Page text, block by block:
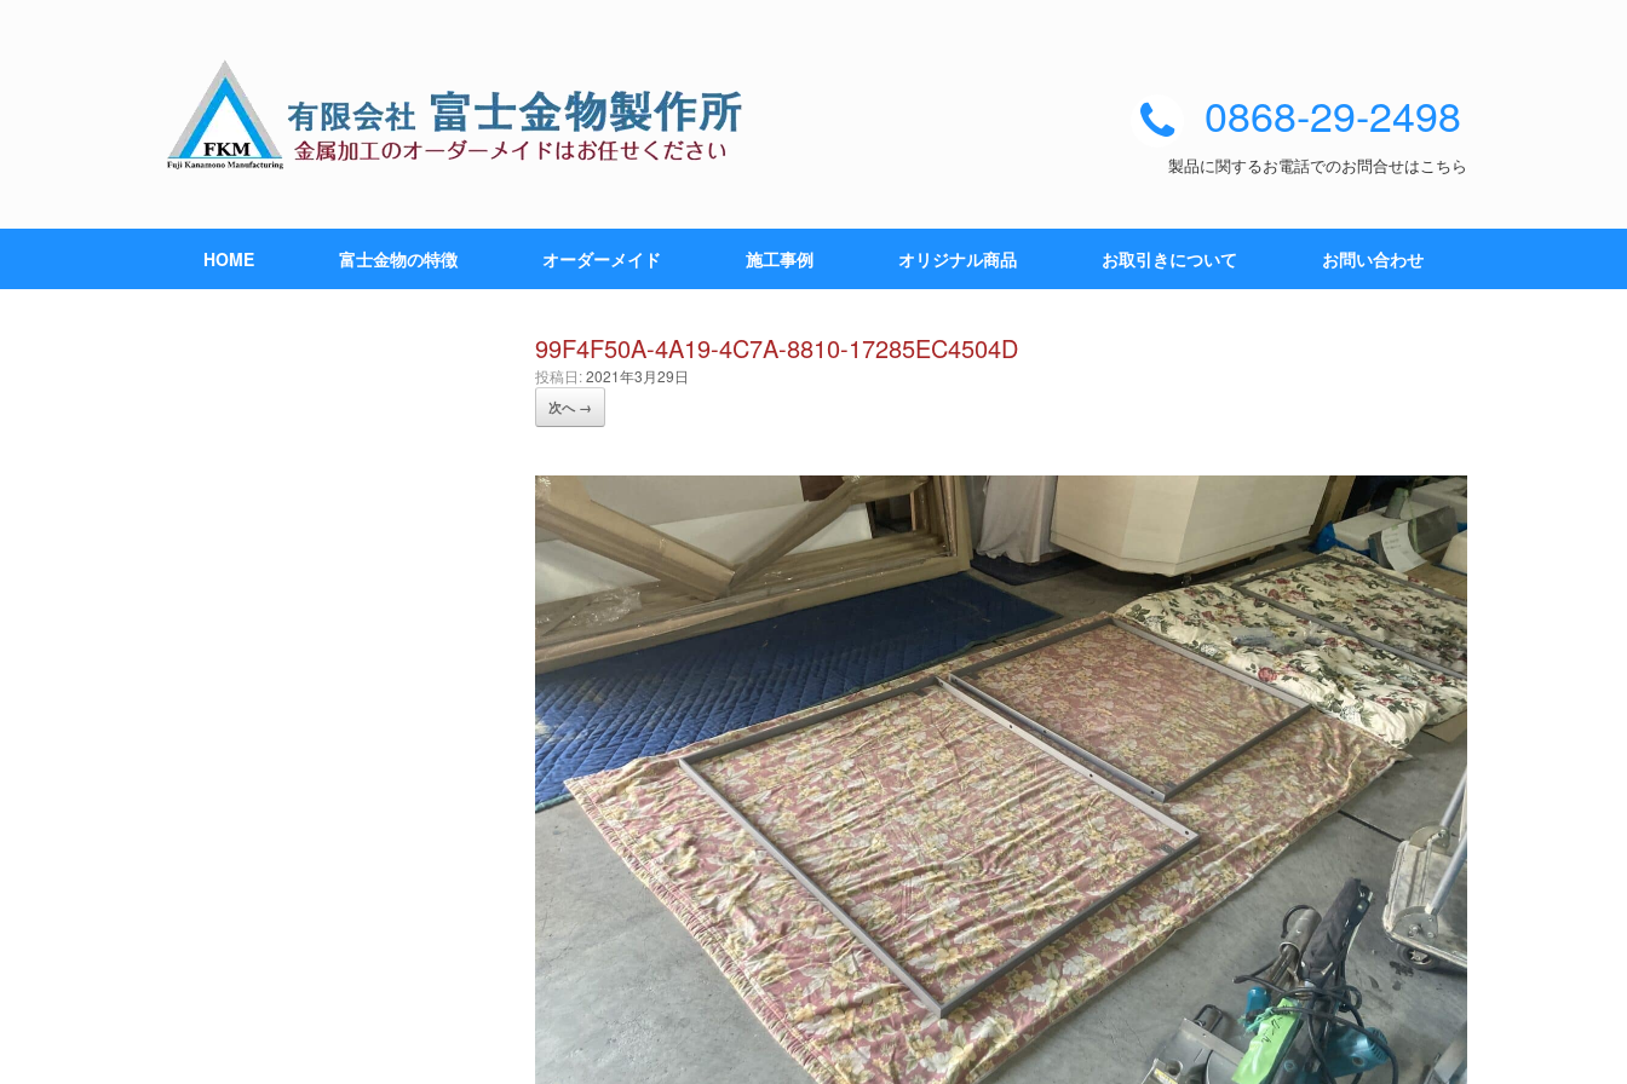
0868-29-2498
製品に関するお電話でのお問合せはこちら
HOME 富士金物の特徴 オーダーメイド 施工事例 オリジナル商品 お取引きについて お問い合わせ
99F4F50A-4A19-4C7A-8810-17285EC4504D
投稿日:2021年3月29日
次へ →